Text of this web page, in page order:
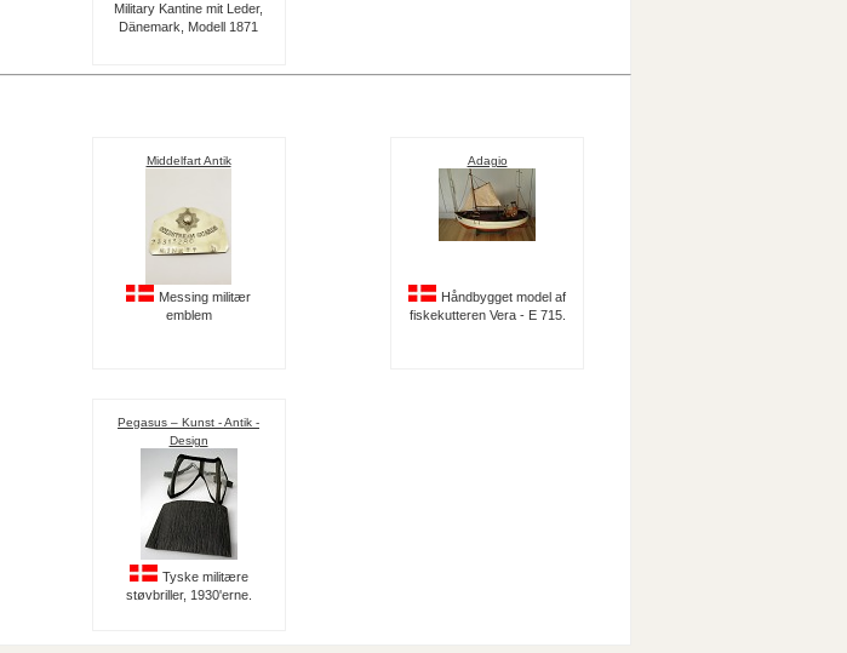
Military Kantine mit Leder,
Dänemark, Modell 1871
Middelfart Antik
Messing militær
emblem
Adagio
Håndbygget model af
fiskekutteren Vera - E 715.
Pegasus – Kunst - Antik -
Design
Tyske militære
støvbriller, 1930'erne.